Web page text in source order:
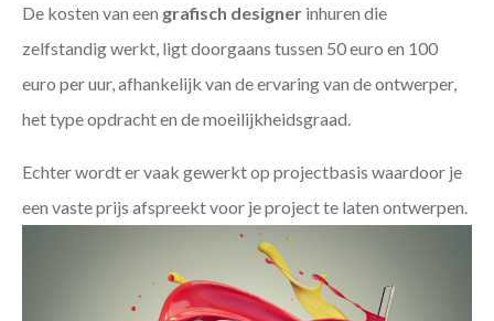
De kosten van een grafisch designer inhuren die
zelfstandig werkt, ligt doorgaans tussen 50 euro en 100
euro per uur, afhankelijk van de ervaring van de ontwerper,
het type opdracht en de moeilijkheidsgraad.
Echter wordt er vaak gewerkt op projectbasis waardoor je
een vaste prijs afspreekt voor je project te laten ontwerpen.